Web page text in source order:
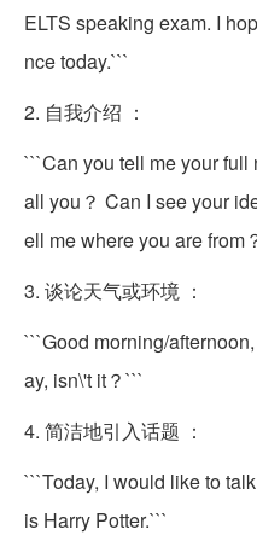
ELTS speaking exam. I
nce today.```
2. 自我介绍 ：
```Can you tell me your
all you？ Can I see your
ell me where you are from
3. 谈论天气或环境 ：
```Good morning/
ay, isn\'t it？```
4. 简洁地引入话题 ：
```Today, I would like to
is Harry Potter.```